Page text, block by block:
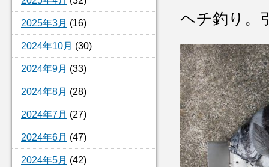
2025年3月 (16)
2024年10月 (30)
2024年9月 (33)
2024年8月 (28)
2024年7月 (27)
2024年6月 (47)
2024年5月 (42)
ヘチ釣り。